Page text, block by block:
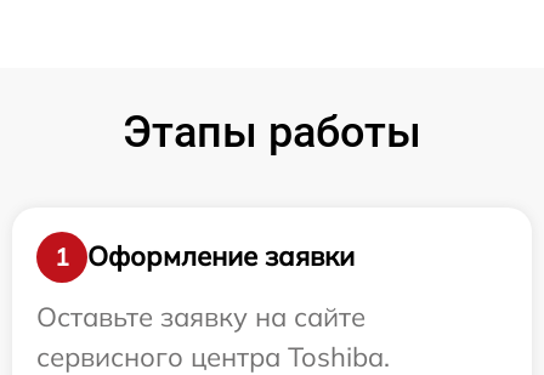
Этапы работы
1
Оформление заявки
Оставьте заявку на сайте
сервисного центра Toshiba.